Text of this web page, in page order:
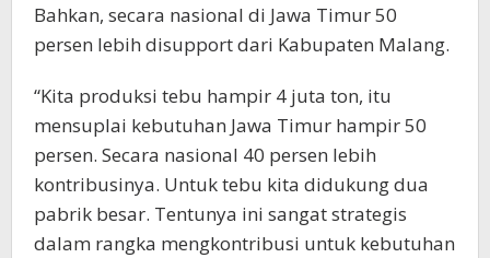
Bahkan, secara nasional di Jawa Timur 50
persen lebih disupport dari Kabupaten Malang.
“Kita produksi tebu hampir 4 juta ton, itu
mensuplai kebutuhan Jawa Timur hampir 50
persen. Secara nasional 40 persen lebih
kontribusinya. Untuk tebu kita didukung dua
pabrik besar. Tentunya ini sangat strategis
dalam rangka mengkontribusi untuk kebutuhan